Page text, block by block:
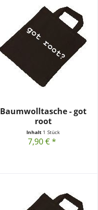
Baumwolltasche - got
root
Inhalt 1 Stück
7,90 € *